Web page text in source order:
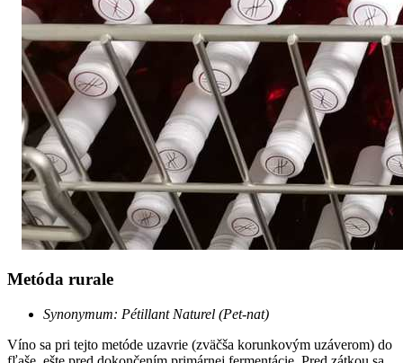
Metóda rurale
Synonymum: Pétillant Naturel (Pet-nat)
Víno sa pri tejto metóde uzavrie (zväčša korunkovým uzáverom) do